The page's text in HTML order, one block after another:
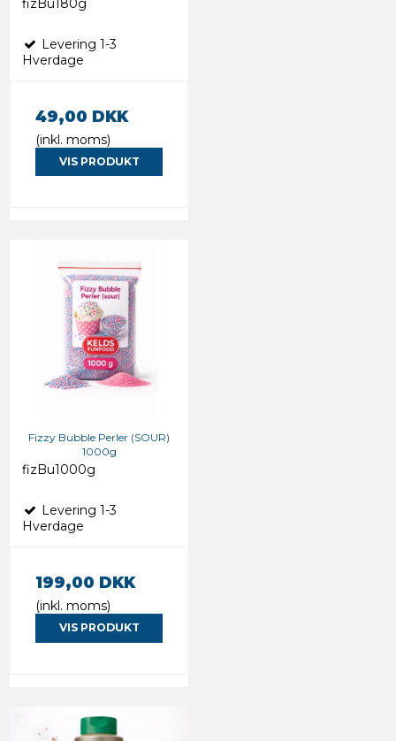
fizBu180g
Levering 1-3
Hverdage
49,00 DKK
(inkl. moms)
VIS PRODUKT
Fizzy Bubble Perler (SOUR)
1000g
fizBu1000g
Levering 1-3
Hverdage
199,00 DKK
(inkl. moms)
VIS PRODUKT